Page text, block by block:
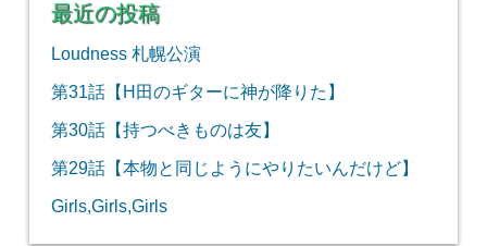
最近の投稿
Loudness 札幌公演
第31話【H田のギターに神が降りた】
第30話【持つべきものは友】
第29話【本物と同じようにやりたいんだけど】
Girls,Girls,Girls